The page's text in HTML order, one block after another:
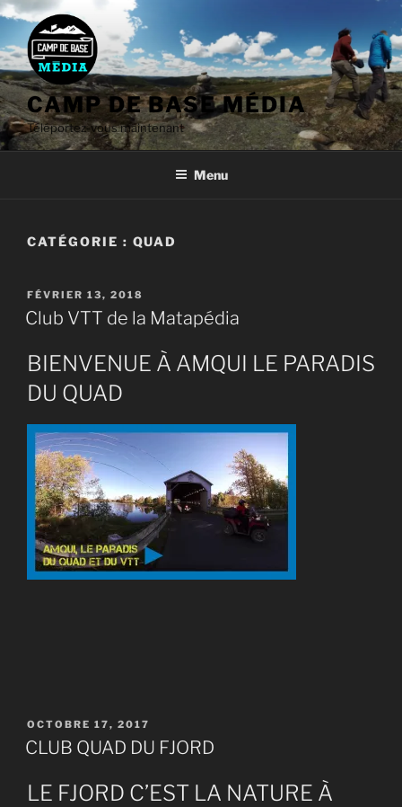
Aller
contenu
CAMP DE BASE MÉDIA
Téléportez-vous maintenant
Menu
CATÉGORIE : QUAD
PUBLIÉ
LE
FÉVRIER 13, 2018
Club VTT de la Matapédia
BIENVENUE À AMQUI LE PARADIS
DU QUAD
PUBLIÉ
LE
OCTOBRE 17, 2017
CLUB QUAD DU FJORD
LE FJORD C’EST LA NATURE À